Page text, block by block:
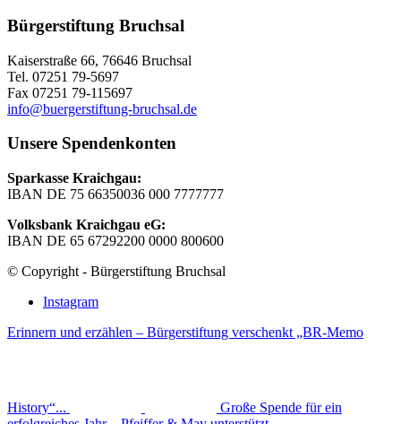
Bürgerstiftung Bruchsal
Kaiserstraße 66, 76646 Bruchsal
Tel. 07251 79-5697
Fax 07251 79-115697
info@buergerstiftung-bruchsal.de
Unsere Spendenkonten
Sparkasse Kraichgau:
IBAN DE 75 66350036 000 7777777
Volksbank Kraichgau eG:
IBAN DE 65 67292200 0000 800600
© Copyright - Bürgerstiftung Bruchsal
Instagram
Erinnern und erzählen – Bürgerstiftung verschenkt „BR-Memo
History“...
Große Spende für ein